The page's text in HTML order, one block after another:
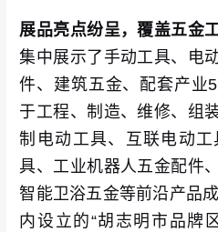
展品亮点纷呈，覆盖五金
集中展示了手动工具、电
件、建筑五金、配套产业
于工程、制造、维修、组
制电动工具、互联电动
具、工业机器人五金配件
智能卫浴五金等前沿产品
内设立的“胡志明市品牌